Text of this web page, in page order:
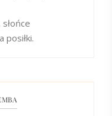
posiłki.